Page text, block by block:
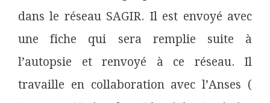
dans le réseau SAGIR. Il est envoyé avec
une fiche qui sera remplie suite à
l’autopsie et renvoyé à ce réseau. Il
travaille en collaboration avec l’Anses (